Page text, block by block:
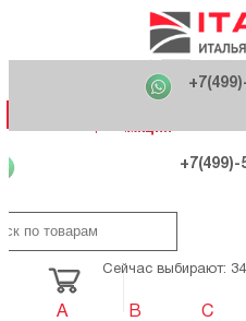
Фабрики
Распродажа
Как купить
О компании
Акция
121170 ,
ул. Кутузовский
+7(499)-
Сейчас выбирают: 34
A B C